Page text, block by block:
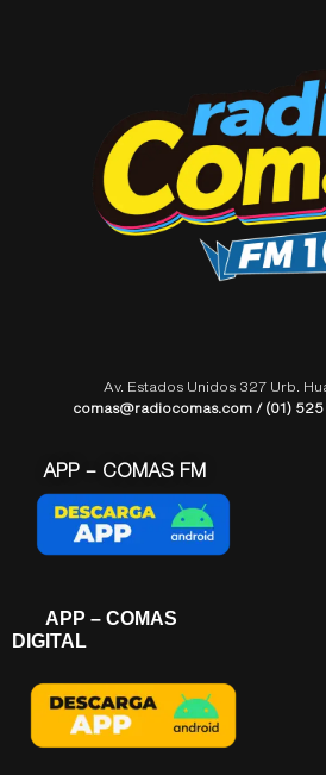
Av. Estados Unidos 327 Urb.
comas@radiocomas.com / (01)
APP – COMAS FM
APP – COMAS
DIGITAL